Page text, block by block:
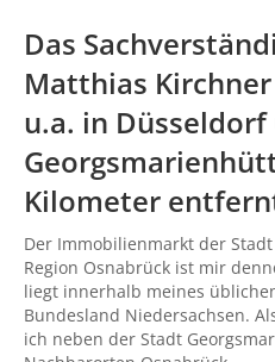
Das
Matthias
u.a. in
Kilometer
Der Immobilienmarkt der
Region Osnabrück ist mir
liegt innerhalb meines
Bundesland Niedersachsen.
ich neben der Stadt